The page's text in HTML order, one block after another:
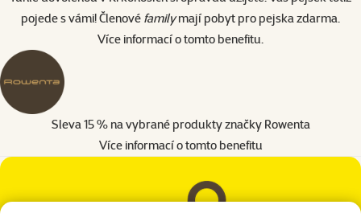
pojede s vámi! Členové familymají pobyt pro pejska zdarma.
Více informací o tomto benefitu
Sleva 15 % na vybrané produkty značky Rowenta
Více informací o tomto benefitu